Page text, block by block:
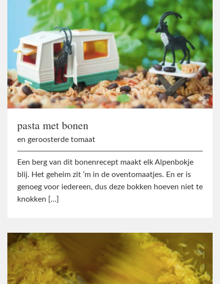
pasta met bonen
en geroosterde tomaat
Een berg van dit bonenrecept maakt elk Alpenbokje
blij. Het geheim zit ‘m in de oventomaatjes. En er is
genoeg voor iedereen, dus deze bokken hoeven niet te
knokken […]